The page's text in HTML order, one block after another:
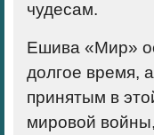
чудесам.
Ешива «Мир»
долгое время,
принятым в
мировой